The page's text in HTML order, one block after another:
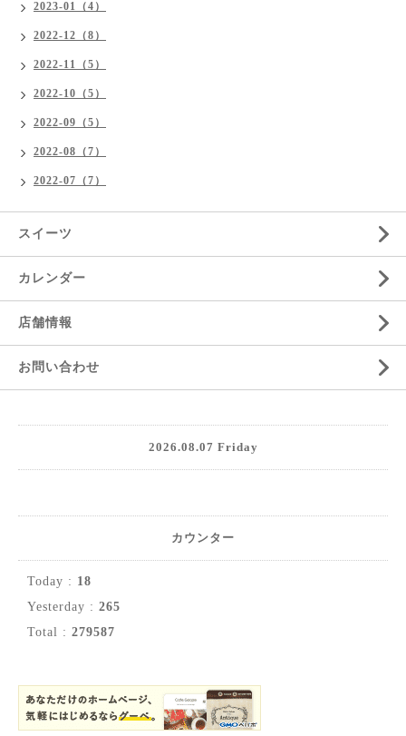
2023-01（4）
2022-12（8）
2022-11（5）
2022-10（5）
2022-09（5）
2022-08（7）
2022-07（7）
スイーツ
カレンダー
店舗情報
お問い合わせ
2026.08.07 Friday
カウンター
Today : 18
Yesterday : 265
Total : 279587